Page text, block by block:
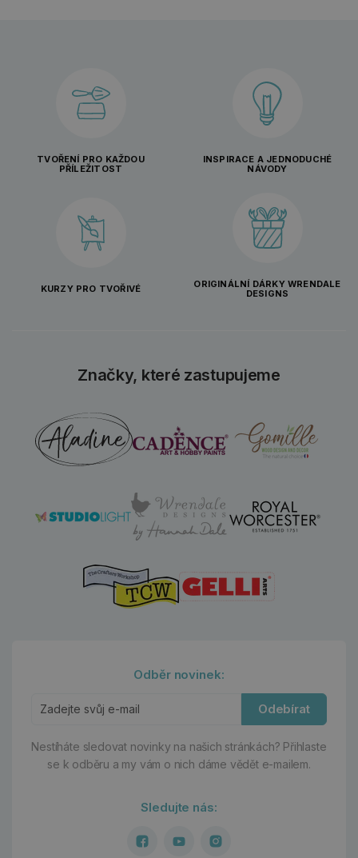
TVOŘENÍ PRO KAŽDOU
PŘÍLEŽITOST
INSPIRACE A JEDNODUCHÉ
NÁVODY
KURZY PRO TVOŘIVÉ
ORIGINÁLNÍ DÁRKY WRENDALE
DESIGNS
Značky, které zastupujeme
Odběr novinek:
Odebírat
Nestíháte sledovat novinky na našich stránkách? Přihlaste
se k odběru a my vám o nich dáme vědět e-mailem.
Sledujte nás: